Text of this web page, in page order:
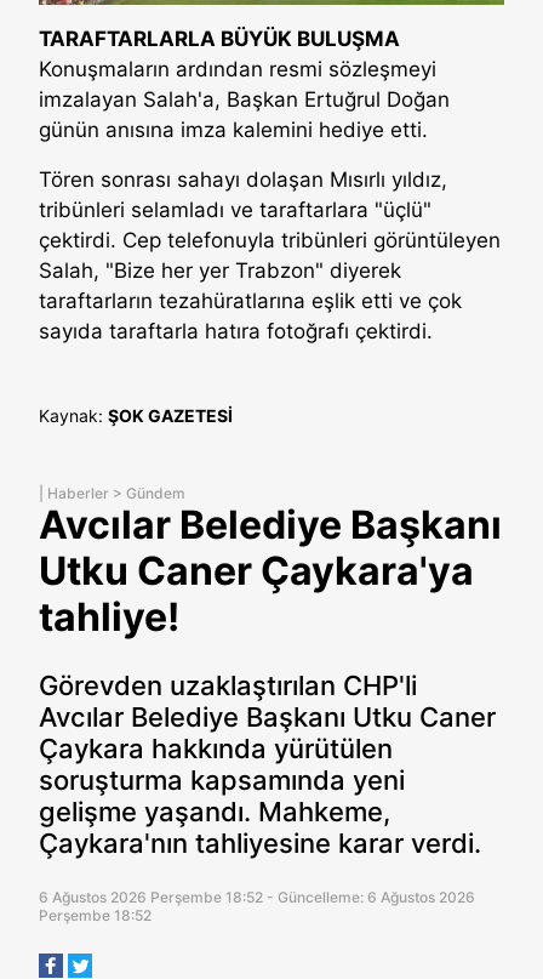
TARAFTARLARLA BÜYÜK BULUŞMA
Konuşmaların ardından resmi sözleşmeyi
imzalayan Salah'a, Başkan Ertuğrul Doğan
günün anısına imza kalemini hediye etti.
Tören sonrası sahayı dolaşan Mısırlı yıldız,
tribünleri selamladı ve taraftarlara "üçlü"
çektirdi. Cep telefonuyla tribünleri görüntüleyen
Salah, "Bize her yer Trabzon" diyerek
taraftarların tezahüratlarına eşlik etti ve çok
sayıda taraftarla hatıra fotoğrafı çektirdi.
Kaynak: ŞOK GAZETESİ
Haberler > Gündem
Avcılar Belediye Başkanı
Utku Caner Çaykara'ya
tahliye!
Görevden uzaklaştırılan CHP'li
Avcılar Belediye Başkanı Utku Caner
Çaykara hakkında yürütülen
soruşturma kapsamında yeni
gelişme yaşandı. Mahkeme,
Çaykara'nın tahliyesine karar verdi.
6 Ağustos 2026 Perşembe 18:52 - Güncelleme: 6 Ağustos 2026
Perşembe 18:52